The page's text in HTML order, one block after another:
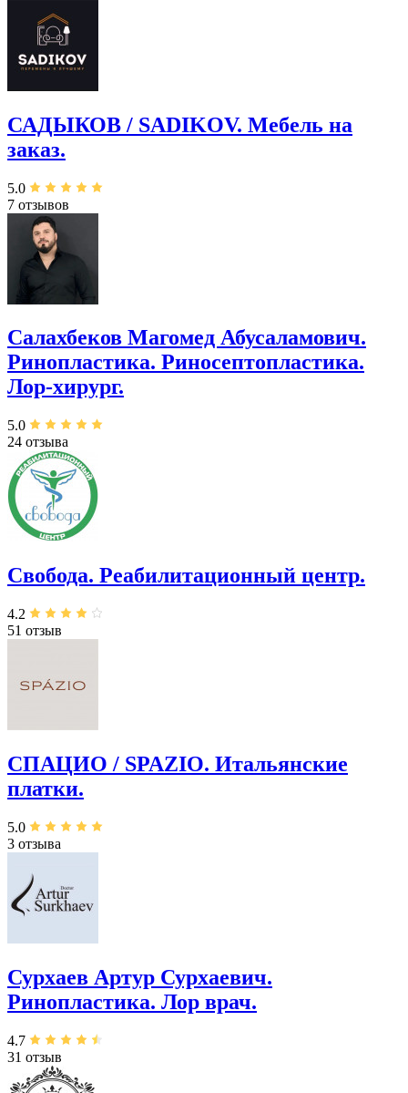
САДЫКОВ / SADIKOV. Мебель на
заказ.
5.0
7 отзывов
Салахбеков Магомед Абусаламович.
Ринопластика. Риносептопластика.
Лор-хирург.
5.0
24 отзыва
Свобода. Реабилитационный центр.
4.2
51 отзыв
СПАЦИО / SPAZIO. Итальянские
платки.
5.0
3 отзыва
Сурхаев Артур Сурхаевич.
Ринопластика. Лор врач.
4.7
31 отзыв